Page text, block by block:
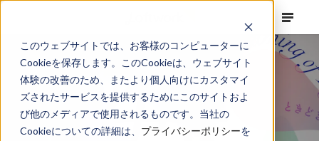
このウェブサイトでは、お客様のコンピューターに
Cookieを保存します。このCookieは、ウェブサイト
体験の改善のため、またより個人向けにカスタマイ
ズされたサービスを提供するためにこのサイトおよ
び他のメディアで使用されるものです。当社の
Cookieについての詳細は、 プライバシーポリシーを